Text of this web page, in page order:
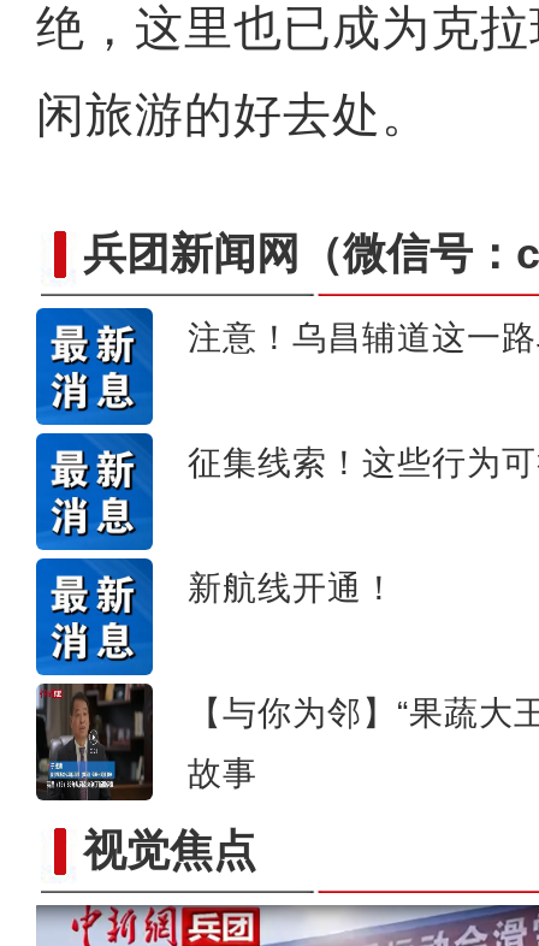
绝，这里也已成为克
闲旅游的好去处。
兵团新闻网 （微信号
注意！乌昌辅道这一
征集线索！这些行为
新航线开通！
【与你为邻】“果蔬大
故事
视觉焦点【与你为邻】兰兰：丝绸之